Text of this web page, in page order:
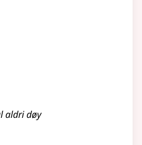
aldridøy